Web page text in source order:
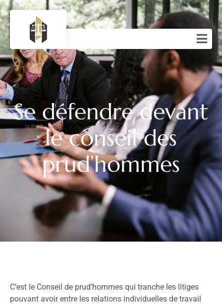
Se défendre devant
le conseil des
prud’hommes
C’est le Conseil de prud’hommes qui tranche les litiges
pouvant avoir entre les relations individuelles de travail